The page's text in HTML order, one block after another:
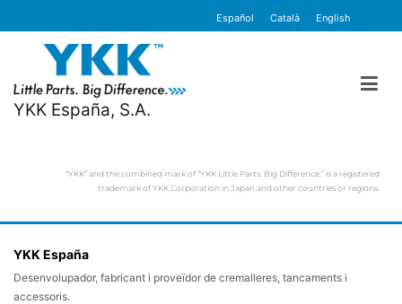
Español Català English
YKK España, S.A.
“YKK” and the combined mark of “YKK Little Parts. Big Difference.” is a registered
trademark of YKK Corporation in Japan and other countries or regions.
YKK España
Desenvolupador, fabricant i proveïdor de cremalleres, tancaments i
accessoris.